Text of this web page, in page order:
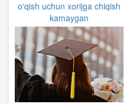
o‘qish uchun xorijga chiqish
kamaygan